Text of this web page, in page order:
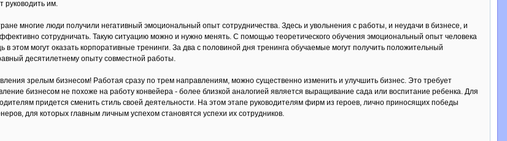
руководить им.
многие люди получили негативный эмоциональный опыт сотрудничества. Здесь и увольнения с работы, и неудачи в бизнесе, и
сотрудничать. Такую ситуацию можно и нужно менять. С помощью теоретического обучения эмоциональный опыт человека
этом могут оказать корпоративные тренинги. За два с половиной дня тренинга обучаемые могут получить положительный
десятилетнему опыту совместной работы.
зрелым бизнесом! Работая сразу по трем направлениям, можно существенно изменить и улучшить бизнес. Это требует
бизнесом не похоже на работу конвейера - более близкой аналогией является выращивание сада или воспитание ребенка. Для
придется сменить стиль своей деятельности. На этом этапе руководителям фирм из героев, лично приносящих победы
для которых главным личным успехом становятся успехи их сотрудников.